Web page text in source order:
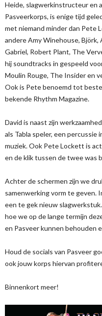
Heide, slagwerkinstructeur en
Pasveerkorps, is enige tijd
met niemand minder dan Pete
andere Amy Winehouse,
Gabriel, Robert Plant, The
hij soundtracks in gespeeld
Moulin Rouge, The Insider en
Ook is Pete benoemd tot
bekende Rhythm Magazine.
David is naast zijn
als Tabla speler, een
muziek. Ook Pete Lockett is
en de klik tussen de twee was
Achter de schermen zijn we
samenwerking vorm te geven.
een te gek nieuw
hoe we op de lange termijn
en Pasveer kunnen behouden
Houd de socials van Pasveer
ook jouw korps hiervan
Binnenkort meer!